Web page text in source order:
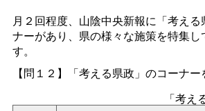
月２回程度、山陰中央新報に「考え
ナーがあり、県の様々な施策を特集し
す。
【問１２】「考える県政」のコーナー
「考